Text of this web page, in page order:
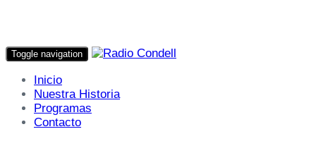
Toggle navigation
Inicio
Nuestra Historia
Programas
Contacto